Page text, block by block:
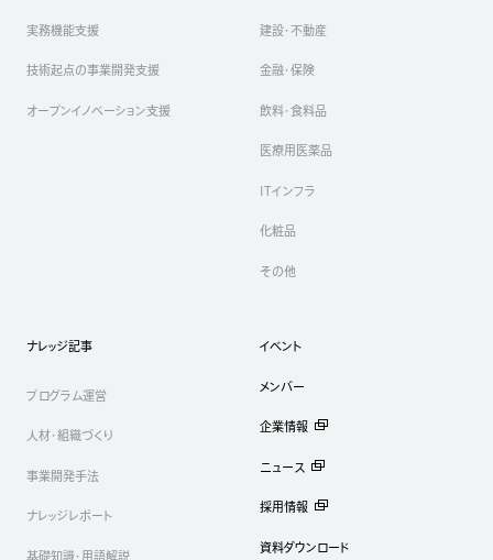
実務機能支援
技術起点の事業開発支援
オープンイノベーション支援
建設・不動産
金融・保険
飲料・食料品
医療用医薬品
ITインフラ
化粧品
その他
ナレッジ記事
プログラム運営
人材・組織づくり
事業開発手法
ナレッジレポート
基礎知識・用語解説
イベント
メンバー
企業情報
ニュース
採用情報
資料ダウンロード